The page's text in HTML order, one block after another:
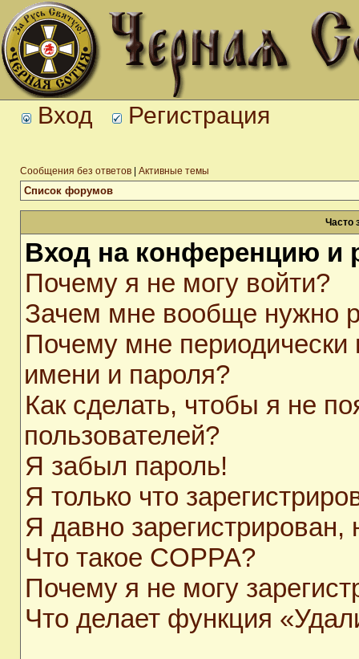
Вход Регистрация
Сообщения без ответов Активные темы
Список форумов
Часто
Вход на конференцию и
Почему я не могу войти?
Зачем мне вообще нужно
Почему мне периодически
имени и пароля?
Как сделать, чтобы я не
пользователей?
Я забыл пароль!
Я только что
Я давно
Что такое COPPA?
Почему я не могу
Что делает функция